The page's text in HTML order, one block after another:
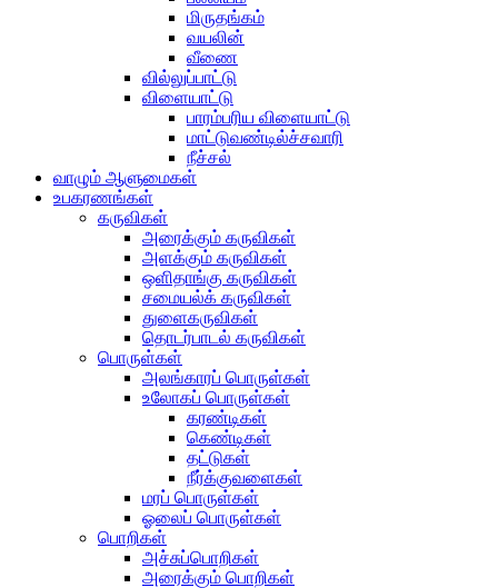
மிருதங்கம்
வயலின்
வீணை
வில்லுப்பாட்டு
விளையாட்டு
பாரம்பரிய விளையாட்டு
மாட்டுவண்டில்ச்சவாரி
நீச்சல்
வாழும் ஆளுமைகள்
உபகரணங்கள்
கருவிகள்
அரைக்கும் கருவிகள்
அளக்கும் கருவிகள்
ஒளிதாங்கு கருவிகள்
சமையல்க் கருவிகள்
துளைகருவிகள்
தொடர்பாடல் கருவிகள்
பொருள்கள்
அலங்காரப் பொருள்கள்
உலோகப் பொருள்கள்
கரண்டிகள்
கெண்டிகள்
தட்டுகள்
நீர்க்குவளைகள்
மரப் பொருள்கள்
ஓலைப் பொருள்கள்
பொறிகள்
அச்சுப்பொறிகள்
அரைக்கும் பொறிகள்